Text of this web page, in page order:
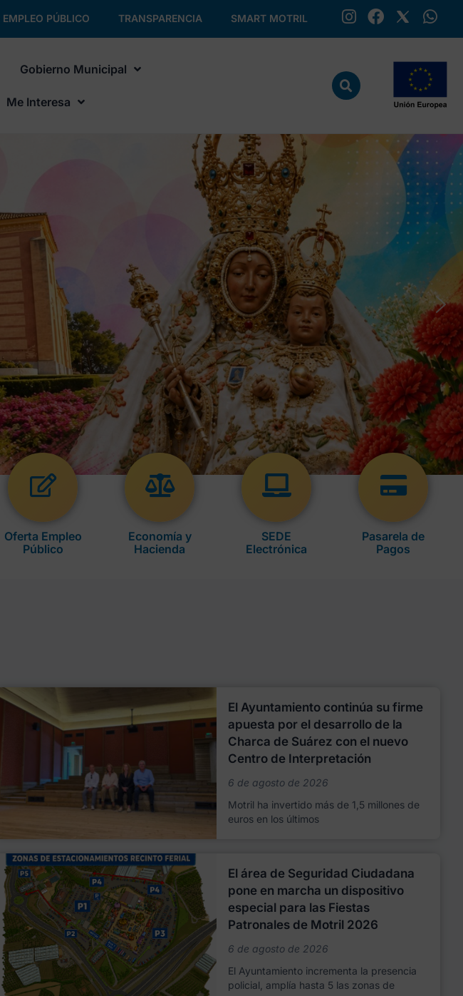
EMPLEO PÚBLICO TRANSPARENCIA SMART MOTRIL
Gobierno Municipal
Me Interesa
Oferta Empleo
Público
Economía y
Hacienda
SEDE
Electrónica
Pasarela de
Pagos
El Ayuntamiento continúa su firme
apuesta por el desarrollo de la
Charca de Suárez con el nuevo
Centro de Interpretación
6 de agosto de 2026
Motril ha invertido más de 1,5 millones de
euros en los últimos
El área de Seguridad Ciudadana
pone en marcha un dispositivo
especial para las Fiestas
Patronales de Motril 2026
6 de agosto de 2026
El Ayuntamiento incrementa la presencia
policial, amplía hasta 5 las zonas de